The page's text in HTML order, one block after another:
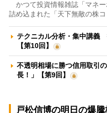
かつて投資情報雑誌「マネ
詰め込まれた「天下無敵の株
テクニカル分析・集中講義
【第10回】
不透明相場に勝つ信用取引
長！」【第9回】
戸松信博の明日の爆騰